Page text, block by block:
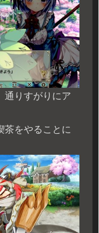
通りすがりにア
茶をやることに